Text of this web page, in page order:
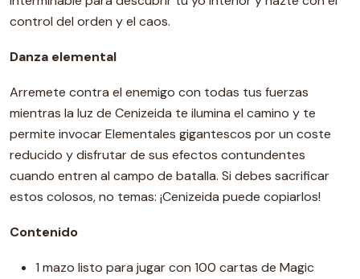
control del orden y el caos.
Danza elemental
Arremete contra el enemigo con todas tus fuerzas
mientras la luz de Cenizeida te ilumina el camino y te
permite invocar Elementales gigantescos por un coste
reducido y disfrutar de sus efectos contundentes
cuando entren al campo de batalla. Si debes sacrificar
estos colosos, no temas: ¡Cenizeida puede copiarlos!
Contenido
1 mazo listo para jugar con 100 cartas de Magic